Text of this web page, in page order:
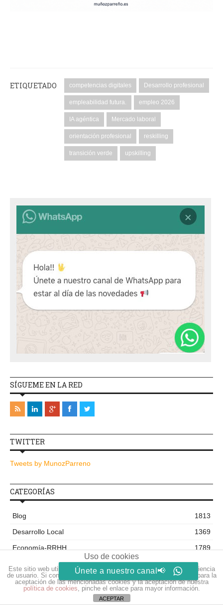
ETIQUETADO competencias digitales Desarrollo profesional
empleabilidad futura. empleo 2026
IA agéntica Mercado laboral
orientación profesional reskilling
transición verde upskilling
SÍGUEME EN LA RED
TWITTER
Tweets by MunozParreno
CATEGORÍAS
Blog
1813
Desarrollo Local
1369
Economía-RRHH
1789
Emprendimiento y Autoempleo
1388
Especiales - Temáticas
66
Uso de cookies
Este sitio web utiliza cookies para que usted tenga la mejor experiencia
de usuario. Si continúa navegando está dando su consentimiento para la
aceptación de las mencionadas cookies y la aceptación de nuestra
política de cookies, pinche el enlace para mayor información.
ACEPTAR
Únete a nuestro canal📢